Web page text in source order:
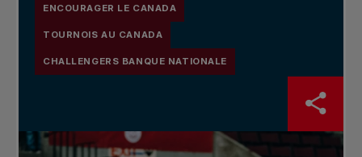
ENCOURAGER LE CANADA
TOURNOIS AU CANADA
CHALLENGERS BANQUE NATIONALE